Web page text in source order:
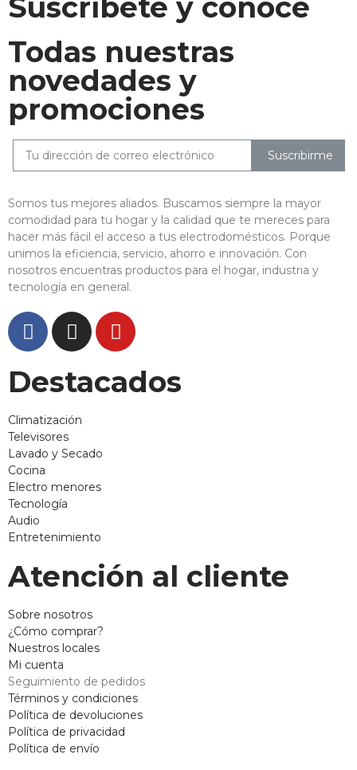
Suscríbete y conoce
Todas nuestras
novedades y
promociones
Suscribirme
Somos tus mejores aliados. Buscamos siempre la mayor
comodidad para tu hogar y la calidad que te mereces para
hacer más fácil el acceso a tus electrodomésticos. Porque
unimos la eficiencia, servicio, ahorro e innovación. Con
nosotros encuentras productos para el hogar, industria y
tecnología en general.
Destacados
Climatización
Televisores
Lavado y Secado
Cocina
Electro menores
Tecnología
Audio
Entretenimiento
Atención al cliente
Sobre nosotros
¿Cómo comprar?
Nuestros locales
Mi cuenta
Seguimiento de pedidos
Términos y condiciones
Política de devoluciones
Política de privacidad
Política de envío